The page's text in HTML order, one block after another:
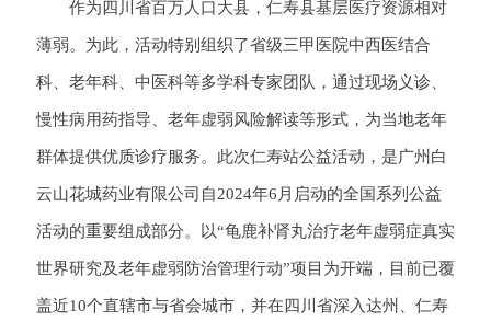
作为四川省百万人口大县，仁寿县基层医疗资源相对
薄弱。为此，活动特别组织了省级三甲医院中西医结合
科、老年科、中医科等多学科专家团队，通过现场义诊、
慢性病用药指导、老年虚弱风险解读等形式，为当地老年
群体提供优质诊疗服务。此次仁寿站公益活动，是广州白
云山花城药业有限公司自2024年6月启动的全国系列公益
活动的重要组成部分。以“龟鹿补肾丸治疗老年虚弱症真实
世界研究及老年虚弱防治管理行动”项目为开端，目前已覆
盖近10个直辖市与省会城市，并在四川省深入达州、仁寿